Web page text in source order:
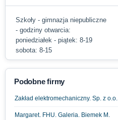
Szkoły - gimnazja niepubliczne
- godziny otwarcia:
poniedziałek - piątek: 8-19
sobota: 8-15
Podobne firmy
Zakład elektromechaniczny. Sp. z o.o.
Margaret. FHU. Galeria. Biemek M.